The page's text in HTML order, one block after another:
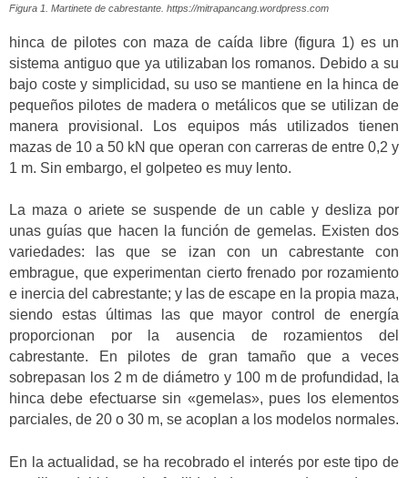
Figura 1. Martinete de cabrestante. https://mitrapancang.wordpress.com
hinca de pilotes con maza de caída libre (figura 1) es un
sistema antiguo que ya utilizaban los romanos. Debido a su
bajo coste y simplicidad, su uso se mantiene en la hinca de
pequeños pilotes de madera o metálicos que se utilizan de
manera provisional. Los equipos más utilizados tienen
mazas de 10 a 50 kN que operan con carreras de entre 0,2 y
1 m. Sin embargo, el golpeteo es muy lento.
La maza o ariete se suspende de un cable y desliza por
unas guías que hacen la función de gemelas. Existen dos
variedades: las que se izan con un cabrestante con
embrague, que experimentan cierto frenado por rozamiento
e inercia del cabrestante; y las de escape en la propia maza,
siendo estas últimas las que mayor control de energía
proporcionan por la ausencia de rozamientos del
cabrestante. En pilotes de gran tamaño que a veces
sobrepasan los 2 m de diámetro y 100 m de profundidad, la
hinca debe efectuarse sin «gemelas», pues los elementos
parciales, de 20 o 30 m, se acoplan a los modelos normales.
En la actualidad, se ha recobrado el interés por este tipo de